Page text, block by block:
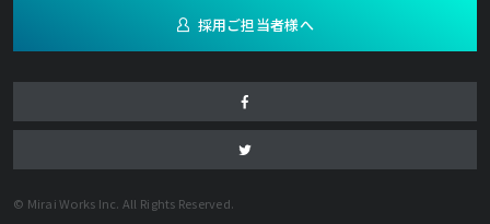
採用ご担当者様へ
© Mirai Works Inc. All Rights Reserved.